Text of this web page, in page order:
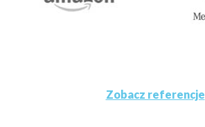
Zobacz referencje